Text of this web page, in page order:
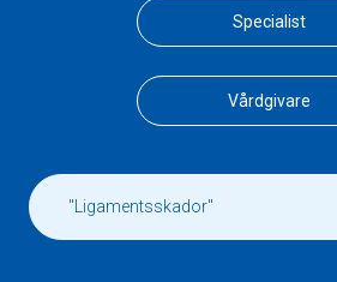
Specialist
Vårdgivare